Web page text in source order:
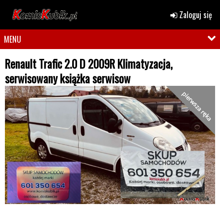
Zaloguj się
MENU
Renault Trafic 2.0 D 2009R Klimatyzacja,
serwisowany książka serwisow
pierwsza ręka